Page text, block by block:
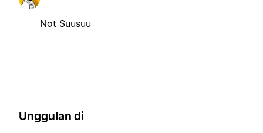
Not Suusuu
Unggulan di